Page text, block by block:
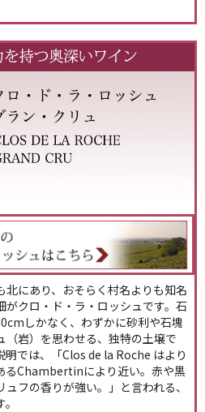
北にあり、おそらく村名よりも知名
がクロ・ド・ラ・ロッシュです。石
しかなく、わずかに砂利や石塊
（岩）を思わせる、独特の土壌で
では、「Clos de la Roche はより
るChambertinにより近い。赤や黒
フの香りが強い。」と言われる、